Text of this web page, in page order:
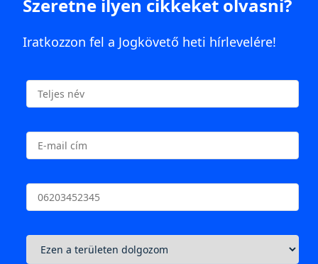
Szeretne ilyen cikkeket olvasni?
Iratkozzon fel a Jogkövető heti hírlevelére!